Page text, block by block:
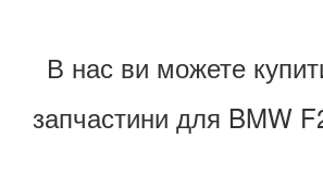
В нас ви можете
запчастини для BMW